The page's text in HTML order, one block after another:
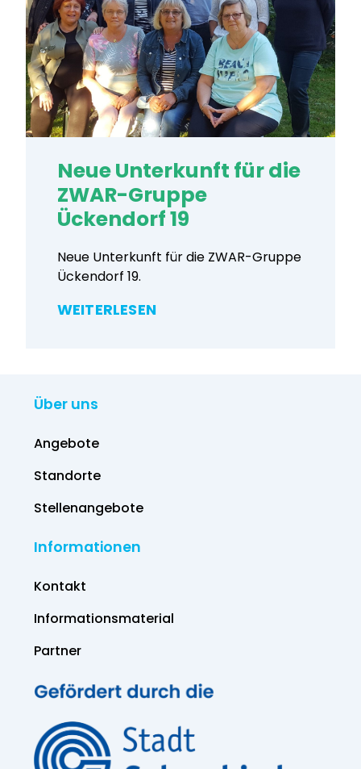
Neue Unterkunft für die
ZWAR-Gruppe
Ückendorf 19
Neue Unterkunft für die ZWAR-Gruppe
Ückendorf 19.
WEITERLESEN
Über uns
Angebote
Standorte
Stellenangebote
Informationen
Kontakt
Informations­material
Partner